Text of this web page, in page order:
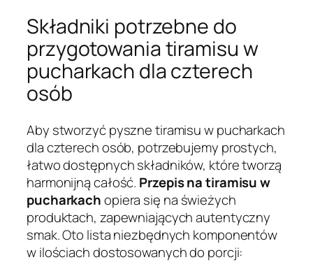
Składniki potrzebne do
przygotowania tiramisu w
pucharkach dla czterech
osób
Aby stworzyć pyszne tiramisu w pucharkach
dla czterech osób, potrzebujemy prostych,
łatwo dostępnych składników, które tworzą
harmonijną całość. Przepis na tiramisu w
pucharkachopiera się na świeżych
produktach, zapewniających autentyczny
smak. Oto lista niezbędnych komponentów
w ilościach dostosowanych do porcji: